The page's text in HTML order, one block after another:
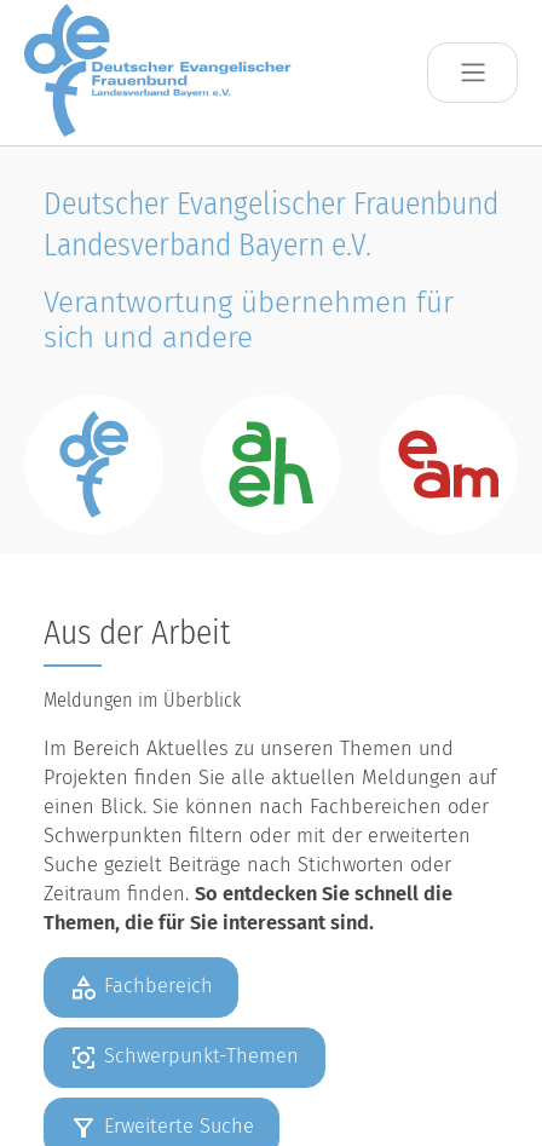
Skip to main content
Deutscher Evangelischer Frauenbund
Landesverband Bayern e.V.
Verantwortung übernehmen für
sich und andere
Aus der Arbeit
Meldungen im Überblick
Im Bereich Aktuelles zu unseren Themen und
Projekten finden Sie alle aktuellen Meldungen auf
einen Blick. Sie können nach Fachbereichen oder
Schwerpunkten filtern oder mit der erweiterten
Suche gezielt Beiträge nach Stichworten oder
Zeitraum finden. So entdecken Sie schnell die
Themen, die für Sie interessant sind.
Fachbereich
Schwerpunkt-Themen
Erweiterte Suche